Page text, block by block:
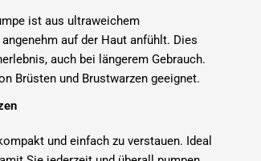
ist aus ultraweichem
auf der Haut anfühlt. Dies
auch bei längerem Gebrauch.
Brüsten und Brustwarzen geeignet.
und einfach zu verstauen. Ideal